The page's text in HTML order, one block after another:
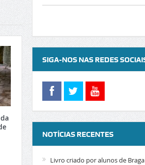
SIGA-NOS NAS REDES
NOTÍCIAS RECENTES
Livro criado por alunos de